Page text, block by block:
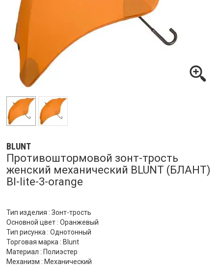
BLUNT
Противоштормовой зонт-трость
женский механический BLUNT (БЛАНТ)
Bl-lite-3-orange
Тип изделия : Зонт-трость
Основной цвет : Оранжевый
Тип рисунка : Однотонный
Торговая марка : Blunt
Материал : Полиэстер
Механизм : Механический